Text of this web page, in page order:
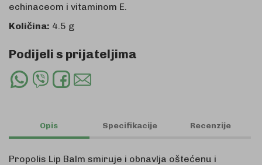
echinaceom i vitaminom E.
Količina: 4.5 g
Podijeli s prijateljima
Whatsapp
Share
Viber
Share
Facebook
Share
Opis
Propolis Lip Balm smiruje i obnavlja oštećenu i
Specifikacije Recenzije